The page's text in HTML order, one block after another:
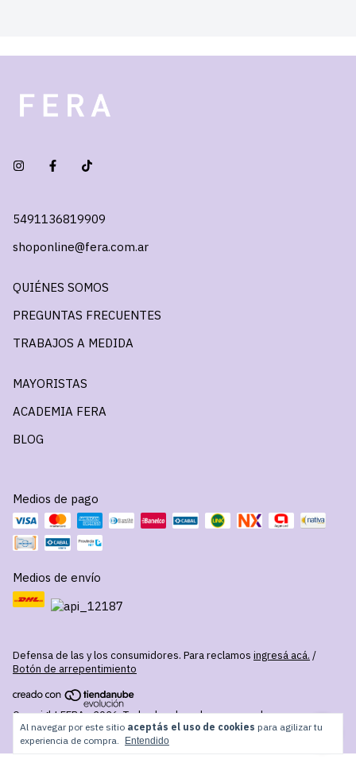
Al navegar por este sitio aceptás el uso de cookies para agilizar tu
experiencia de compra.
Entendido
5491136819909
shoponline@fera.com.ar
QUIÉNES SOMOS
PREGUNTAS FRECUENTES
TRABAJOS A MEDIDA
MAYORISTAS
ACADEMIA FERA
BLOG
Medios de pago
Medios de envío
Defensa de las y los consumidores. Para reclamos ingresá acá. /
Botón de arrepentimiento
Copyright FERA - 2026. Todos los derechos reservados.